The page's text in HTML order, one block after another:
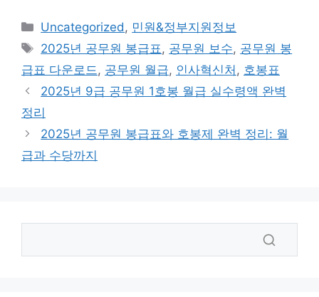
카
테
리
Uncategorized, 민원&정부지원정보
태
그
2025년 공무원 봉급표, 공무원 보수, 공무원 봉
급표 다운로드, 공무원 월급, 인사혁신처 , 호봉표
2025년 9급 공무원 1호봉 월급 실수령액 완벽
정리
2025년 공무원 봉급표와 호봉제 완벽 정리: 월
급과 수당까지